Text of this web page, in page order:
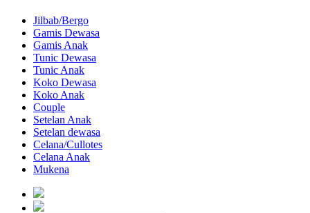
Jilbab/Bergo
Gamis Dewasa
Gamis Anak
Tunic Dewasa
Tunic Anak
Koko Dewasa
Koko Anak
Couple
Setelan Anak
Setelan dewasa
Celana/Cullotes
Celana Anak
Mukena